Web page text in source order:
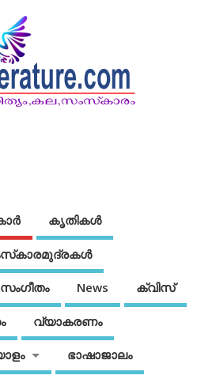
കൃതികൾ
സംഗീതം News ക്വിസ്
വ്യാകരണം
ഭാഷാജാലം